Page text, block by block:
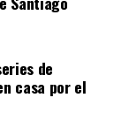
de
casa por el